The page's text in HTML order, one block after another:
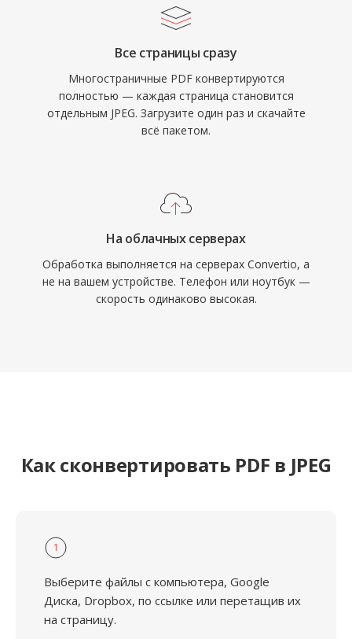
Все страницы сразу
Многостраничные PDF конвертируются
полностью — каждая страница становится
отдельным JPEG. Загрузите один раз и скачайте
всё пакетом.
На облачных серверах
Обработка выполняется на серверах Convertio, а
не на вашем устройстве. Телефон или ноутбук —
скорость одинаково высокая.
Как сконвертировать PDF в JPEG
1
Выберите файлы с компьютера, Google
Диска, Dropbox, по ссылке или перетащив их
на страницу.